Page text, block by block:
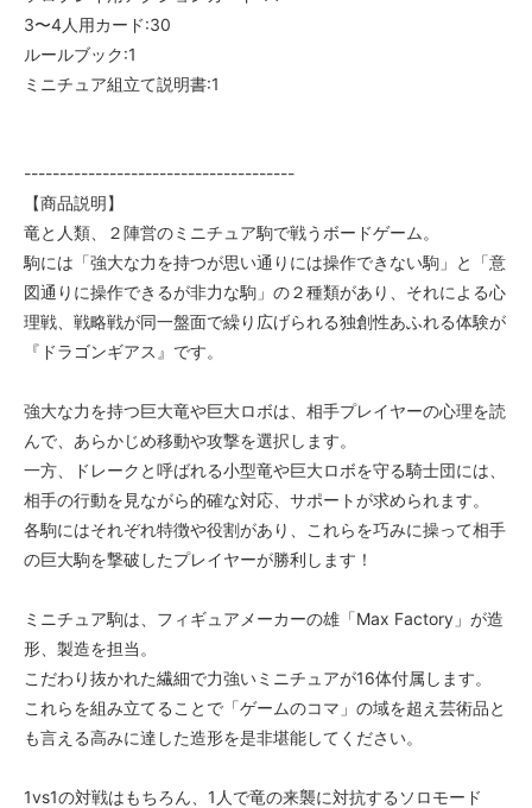
3〜4人用カード:30
ルールブック:1
ミニチュア組立て説明書:1
--------------------------------------
【商品説明】
竜と人類、２陣営のミニチュア駒で戦うボードゲーム。
駒には「強大な力を持つが思い通りには操作できない駒」と「意
図通りに操作できるが非力な駒」の２種類があり、それによる心
理戦、戦略戦が同一盤面で繰り広げられる独創性あふれる体験が
『ドラゴンギアス』です。
強大な力を持つ巨大竜や巨大ロボは、相手プレイヤーの心理を読
んで、あらかじめ移動や攻撃を選択します。
一方、ドレークと呼ばれる小型竜や巨大ロボを守る騎士団には、
相手の行動を見ながら的確な対応、サポートが求められます。
各駒にはそれぞれ特徴や役割があり、これらを巧みに操って相手
の巨大駒を撃破したプレイヤーが勝利します！
ミニチュア駒は、フィギュアメーカーの雄「Max Factory」が造
形、製造を担当。
こだわり抜かれた繊細で力強いミニチュアが16体付属します。
これらを組み立てることで「ゲームのコマ」の域を超え芸術品と
も言える高みに達した造形を是非堪能してください。
1vs1の対戦はもちろん、1人で竜の来襲に対抗するソロモード